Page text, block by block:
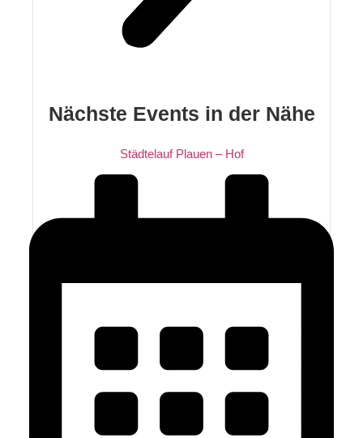
Nächste Events in der Nähe
Städtelauf Plauen – Hof